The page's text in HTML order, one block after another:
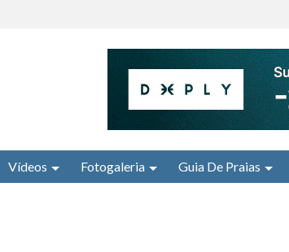
Vídeos Fotogaleria Guia De Praias